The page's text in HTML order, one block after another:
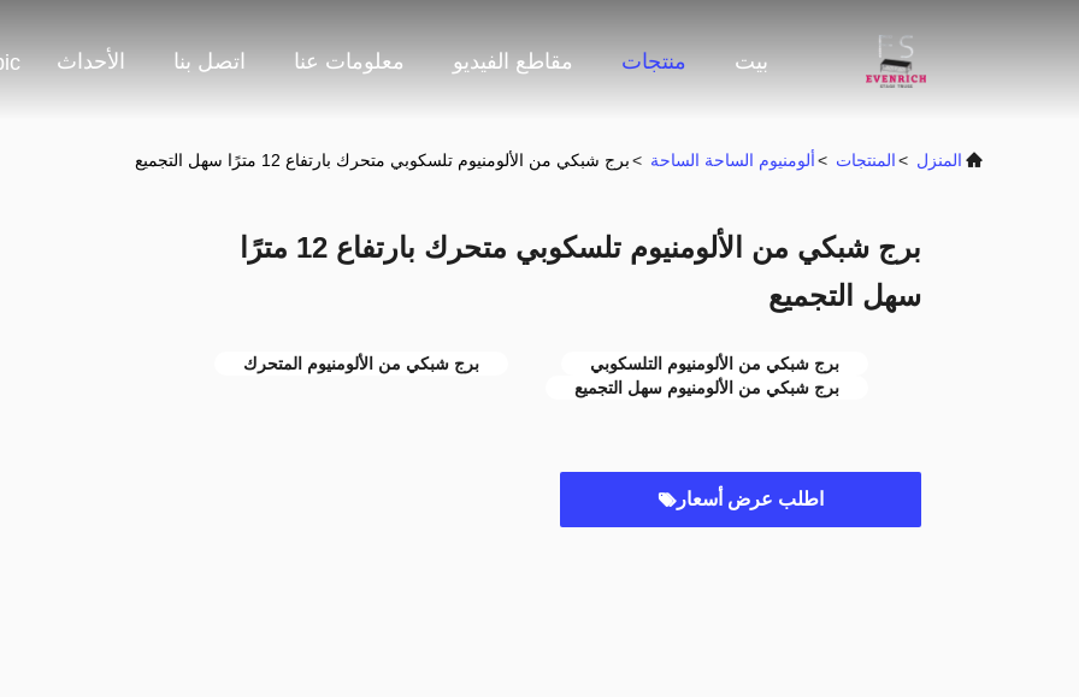
بيت منتجات مقاطع الفيديو معلومات عنا اتصل بنا الأحداث
المنزل >المنتجات >ألومنيوم الساحة الساحة >برج شبكي من الألومنيوم تلسكوبي متحرك بارتفاع 12 مترًا سهل التجميع
برج شبكي من الألومنيوم تلسكوبي متحرك بارتفاع 12 مترًا
سهل التجميع
برج شبكي من الألومنيوم التلسكوبي
برج شبكي من الألومنيوم المتحرك
برج شبكي من الألومنيوم سهل التجميع
اطلب عرض أسعار